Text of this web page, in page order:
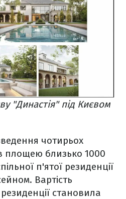
"Династія" під Києвом
чотирьох
площею близько 1000
п'ятої резиденції
Вартість
становила